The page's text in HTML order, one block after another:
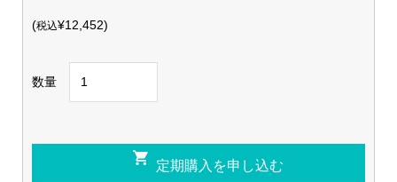
(税込¥12,452)
数量